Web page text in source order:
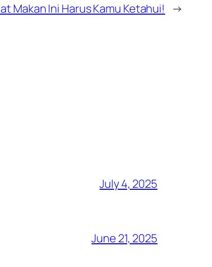
Makan Ini Harus Kamu Ketahui! →
July 4, 2025
June 21, 2025